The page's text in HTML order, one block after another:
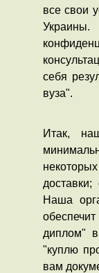
все свои
себя
вуза".
Итак,
Наша
диплом"
"куплю
вам